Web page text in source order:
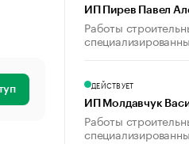
ИП Пирев Павел
Работы
ДЕЙСТВУЕТ
ИП Молдавчук
Работы